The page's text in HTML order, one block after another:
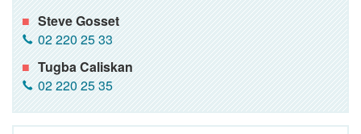
Steve Gosset
02 220 25 33
Tugba Caliskan
02 220 25 35